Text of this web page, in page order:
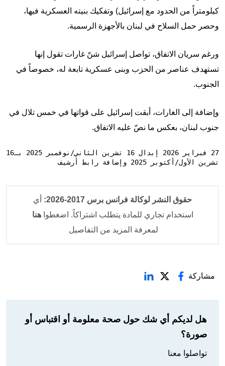
كيلومتراً من الحدود مع إسرائيل) وتفكيك بنيته العسكرية فيها،
وحصر حمل السلاح في لبنان بالأجهزة الرسمية.
ورغم سريان الاتفاق، تواصل إسرائيل شنّ غارات تقول إنها
تستهدف عناصر من الحزب وبنى عسكرية تابعة له، خصوصاً في
الجنوب.
وإضافة إلى الغارات، أبقت إسرائيل على قواتها في خمس تلال في
جنوب لبنان، بعكس ما نصّ عليه الاتفاق.
تشرين الأول/أكتوبر 2025 وإضافة رابط أرشيف
حقوق النشر لوكالة فرانس برس 2017-2026:
أي
استخدام تجاري للمادة يتطلب اشتراكاً. اضغطواهنا
لمعرفة المزيد من التفاصيل
مشاركة
هل لديكم أي شك حول صحة معلومة أو اقتباس أو
صورة؟
تواصلوا معنا